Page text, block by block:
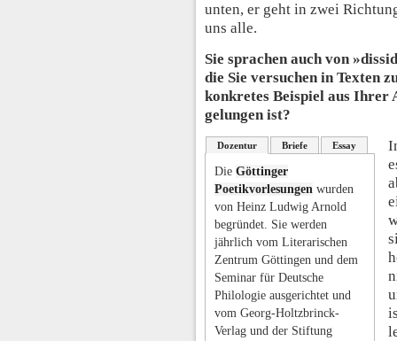
unten, er geht in zwei
uns alle.
Sie sprachen auch von
die Sie versuchen in Texten
konkretes Beispiel aus Ihrer
gelungen ist?
Dozentur Briefe Essay
Die Göttinger
Poetikvorlesungen wurden
von Heinz Ludwig Arnold
begründet. Sie werden
jährlich vom Literarischen
Zentrum Göttingen und dem
Seminar für Deutsche
Philologie ausgerichtet und
vom Georg-Holtzbrinck-
Verlag und der Stiftung